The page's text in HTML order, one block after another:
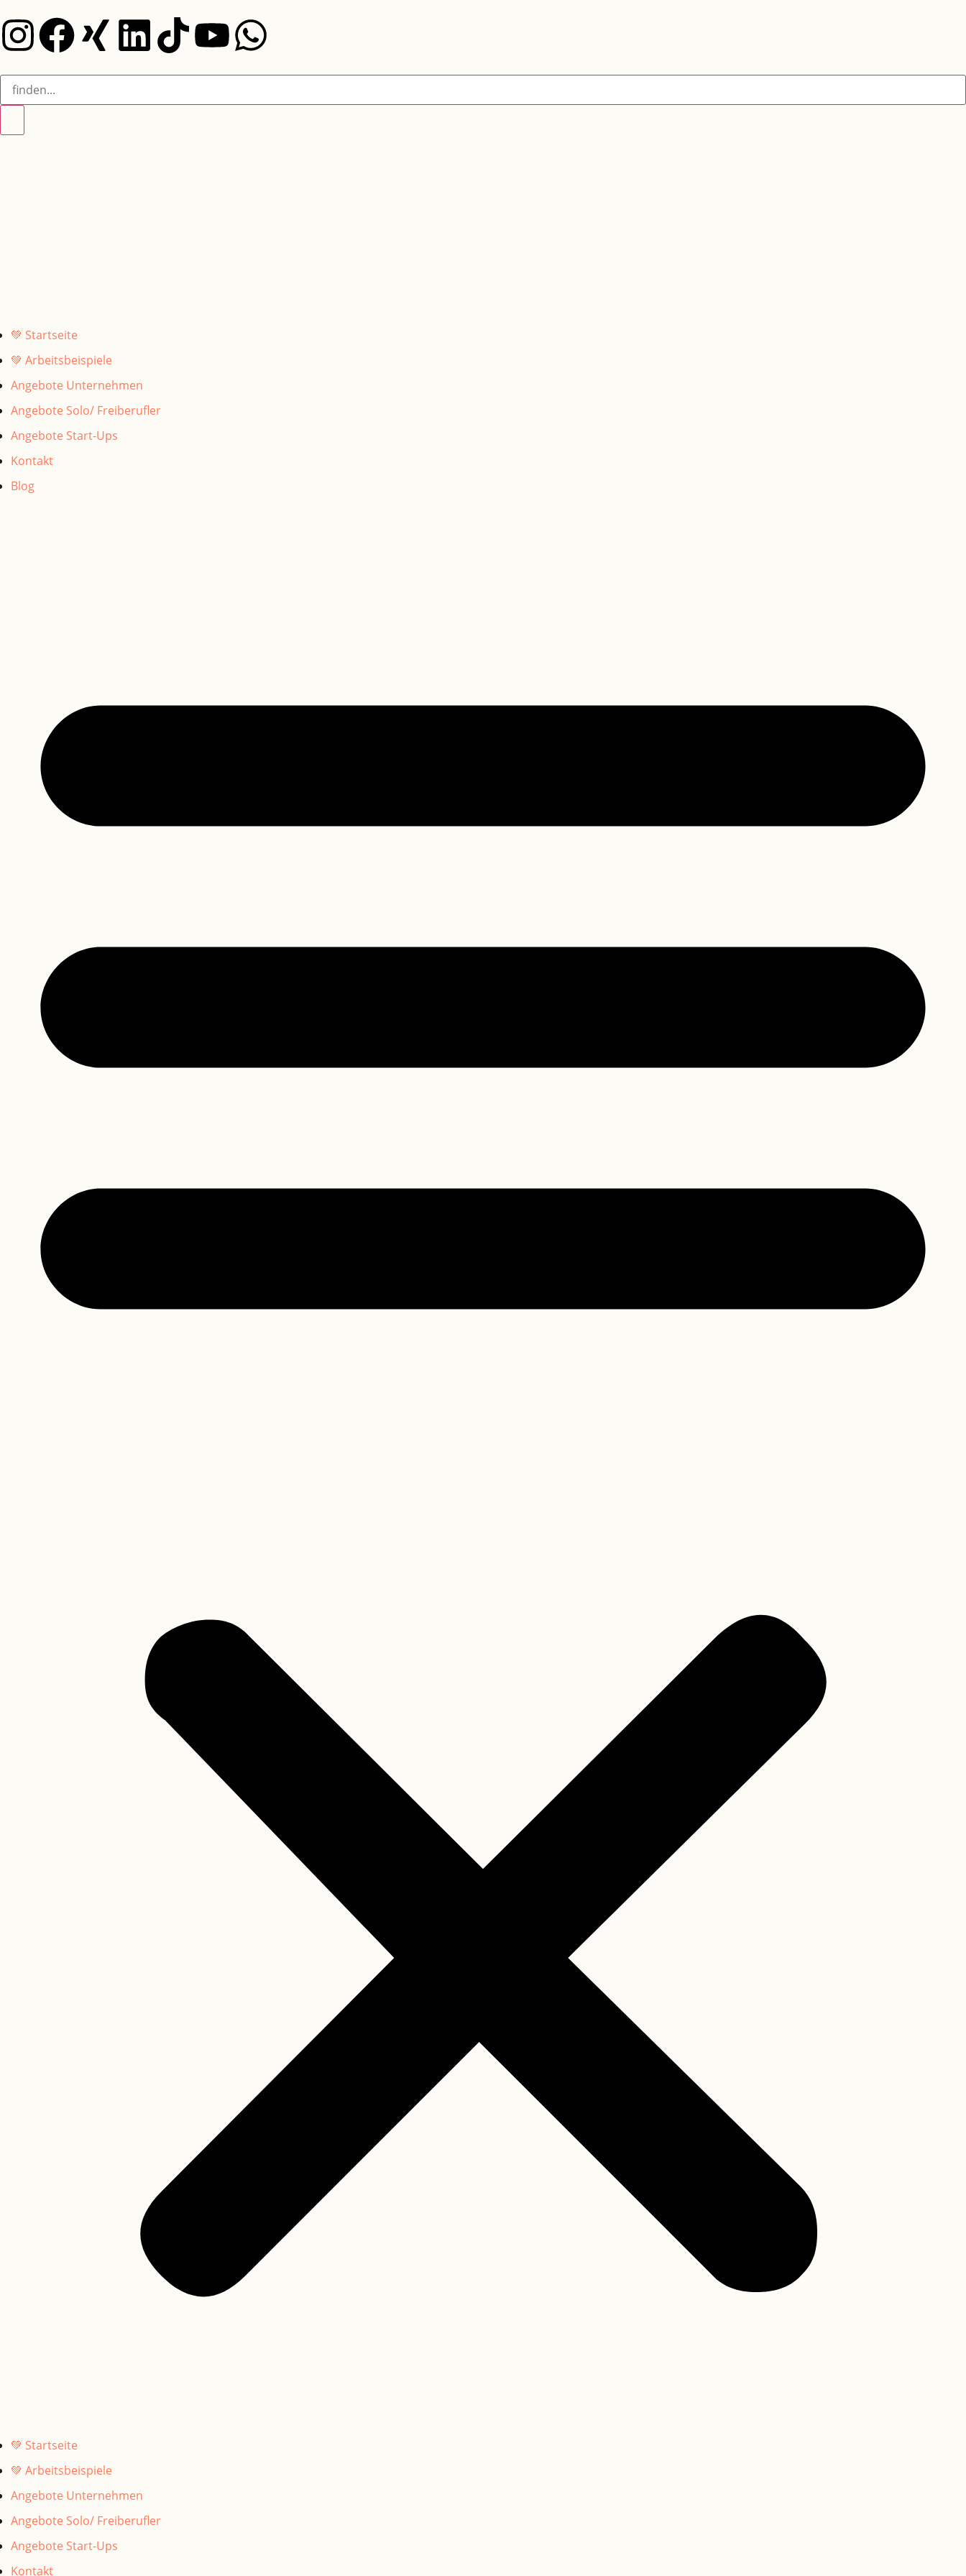
💚 Startseite
💚 Arbeitsbeispiele
Angebote Unternehmen
Angebote Solo/ Freiberufler
Angebote Start-Ups
Kontakt
Blog
💚 Startseite
💚 Arbeitsbeispiele
Angebote Unternehmen
Angebote Solo/ Freiberufler
Angebote Start-Ups
Kontakt